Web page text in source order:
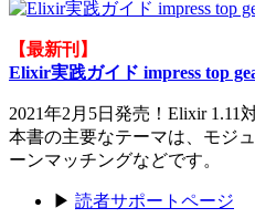
【最新刊】
Elixir実践ガイド impress top
2021年2月5日発売！Elixir 1.11
本書の主要なテーマは、モジ
ーンマッチングなどです。
▶ 読者サポートページ